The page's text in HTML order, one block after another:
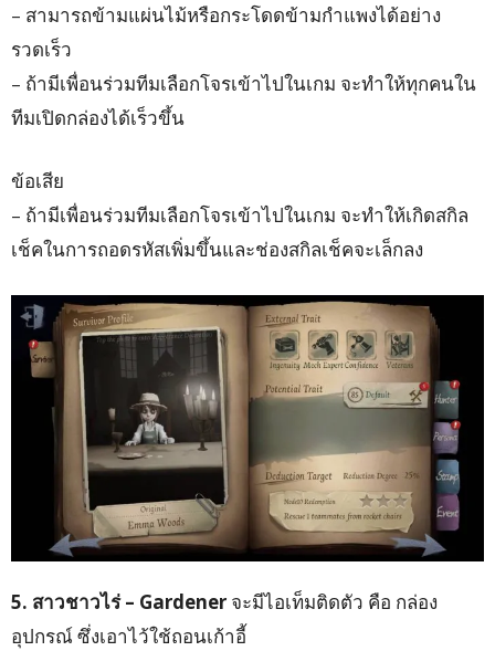
– สามารถข้ามแผ่นไม้หรือกระโดดข้ามกำแพงได้อย่าง
รวดเร็ว
– ถ้ามีเพื่อนร่วมทีมเลือกโจรเข้าไปในเกม จะทำให้ทุกคนใน
ทีมเปิดกล่องได้เร็วขึ้น
ข้อเสีย
– ถ้ามีเพื่อนร่วมทีมเลือกโจรเข้าไปในเกม จะทำให้เกิดสกิล
เช็คในการถอดรหัสเพิ่มขึ้นและช่องสกิลเช็คจะเล็กลง
5. สาวชาวไร่ – Gardener จะมีไอเท็มติดตัว คือ กล่อง
อุปกรณ์ ซึ่งเอาไว้ใช้ถอนเก้าอี้